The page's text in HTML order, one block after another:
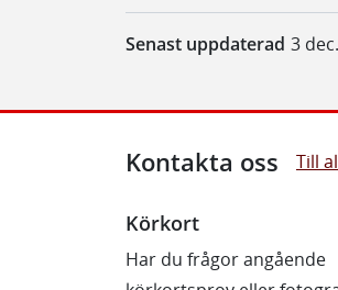
Senast uppdaterad 3
Kontakta oss Till
Körkort
Har du frågor angående